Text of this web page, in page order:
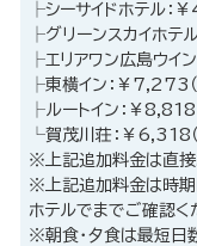
├シーサイドホテル：
├グリーンスカイホテ
├エリアワン広島ウイ
├東横イン：￥7,273
├ルートイン：￥
└賀茂川荘：￥6,318
※上記追加料金は直接
※上記追加料金は時期
ホテルでまでご確認く
※朝食・夕食は最短日